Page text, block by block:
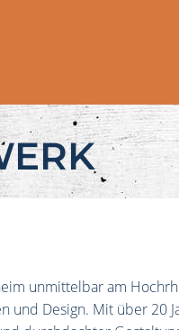
unmittelbar am
Design. Mit über 20